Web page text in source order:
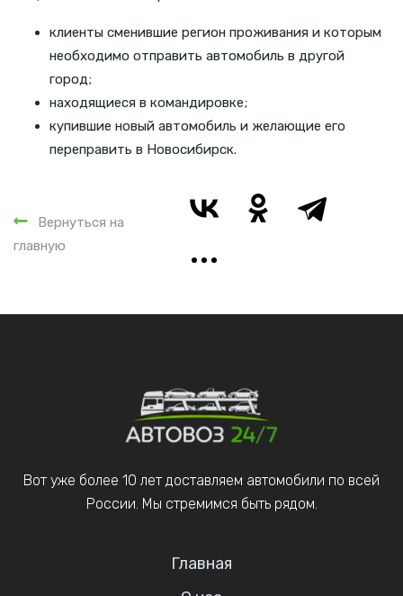
клиенты сменившие регион проживания и которым
необходимо отправить автомобиль в другой
город;
находящиеся в командировке;
купившие новый автомобиль и желающие его
переправить в Новосибирск.
Вернуться на
главную
Вот уже более 10 лет доставляем автомобили по всей
России. Мы стремимся быть рядом.
Главная